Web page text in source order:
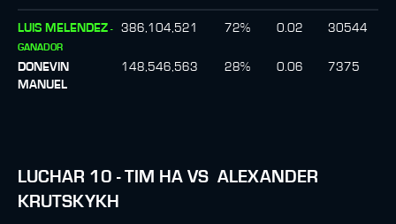
LUIS MELENDEZ -
GANADOR
386,104,521 72% 0.02 30544
DONEVIN
MANUEL
148,546,563 28% 0.06 7375
LUCHAR 10 - TIM HA VS ALEXANDER
KRUTSKYKH